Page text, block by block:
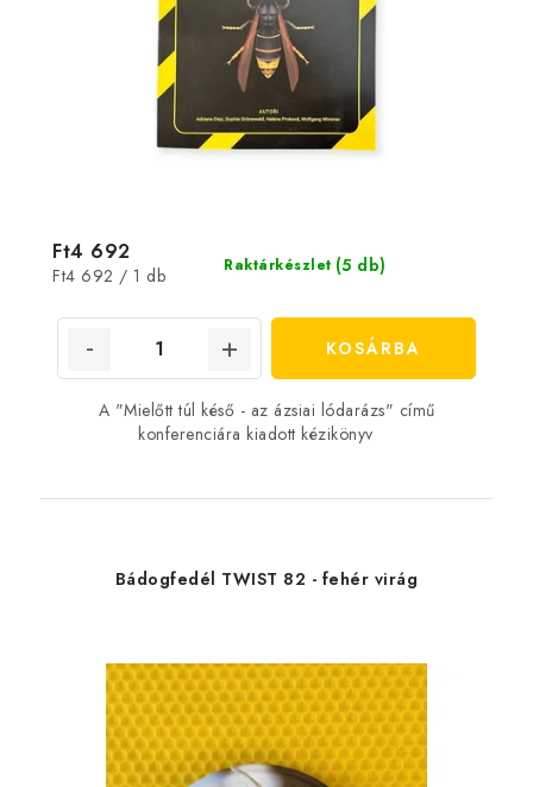
Raktárkészlet (5 db)
Ft4 692
Egységár:
Ft4 692 / 1 db
KOSÁRBA
A "Mielőtt túl késő - az ázsiai lódarázs" című
konferenciára kiadott kézikönyv
Bádogfedél TWIST 82 - fehér virág